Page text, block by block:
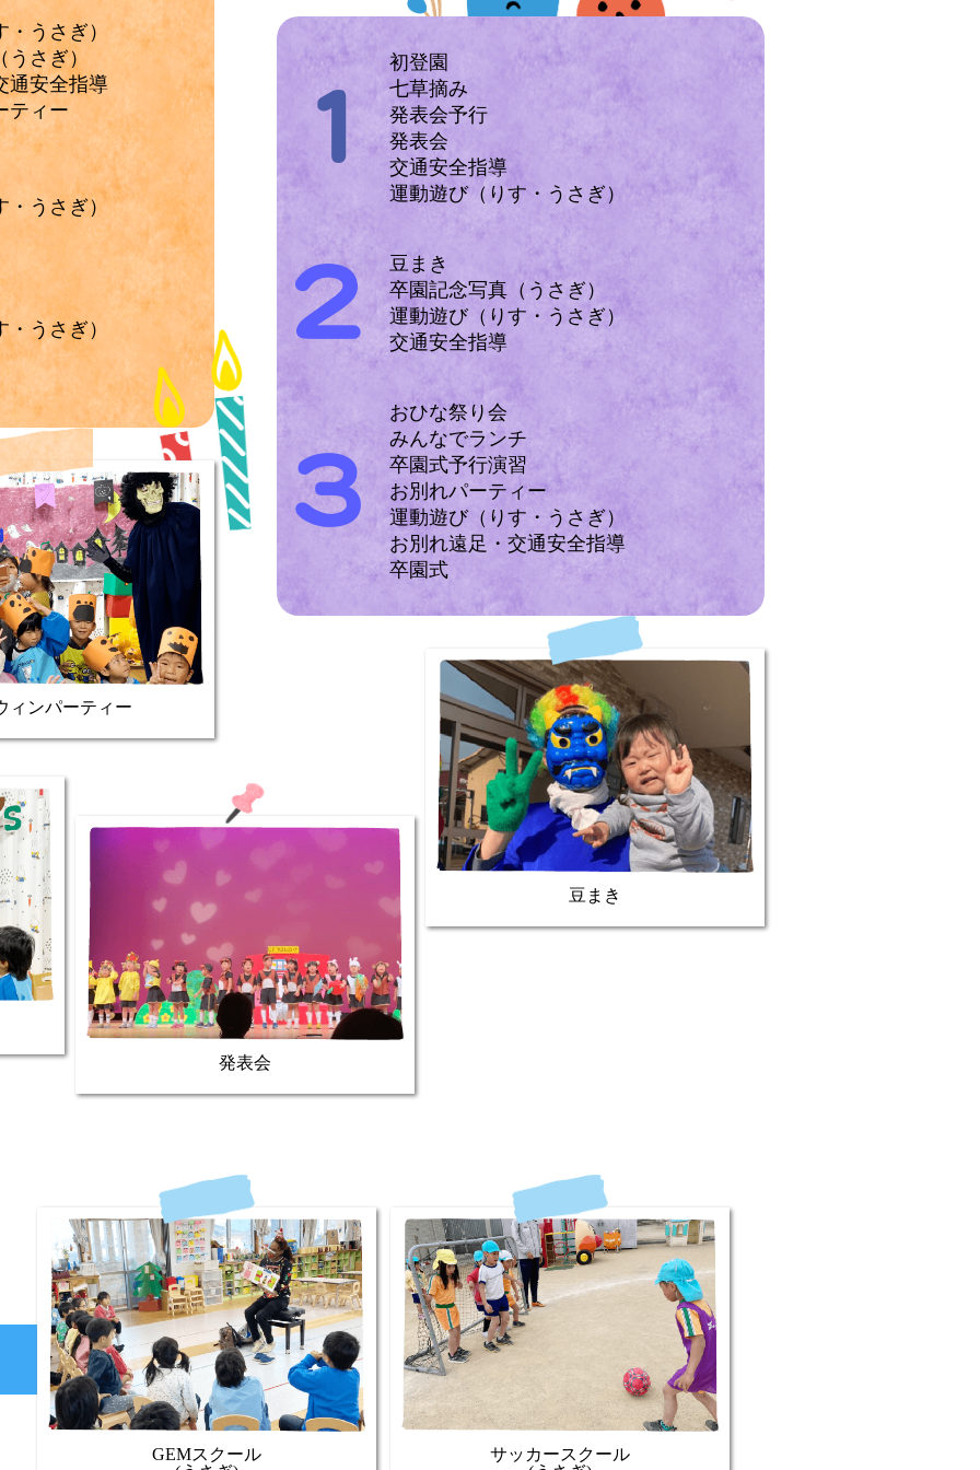
うさぎ）
さぎ）
通安全指導
ティー
・うさぎ）
うさぎ）
ィンパーティー
初登園
七草摘み
発表会予行
発表会
交通安全指導
運動遊び（りす・うさぎ）
豆まき
卒園記念写真（うさぎ）
運動遊び（りす・うさぎ）
交通安全指導
おひな祭り会
みんなでランチ
卒園式予行演習
お別れパーティー
運動遊び（りす・うさぎ）
お別れ遠足・交通安全指導
卒園式
発表会
豆まき
GEMスクール
サッカースクール